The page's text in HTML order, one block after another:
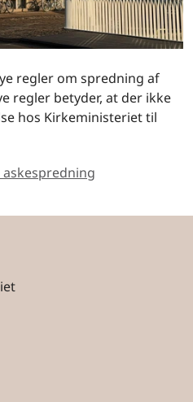
regler om spredning af
regler betyder, at der ikke
hos Kirkeministeriet til